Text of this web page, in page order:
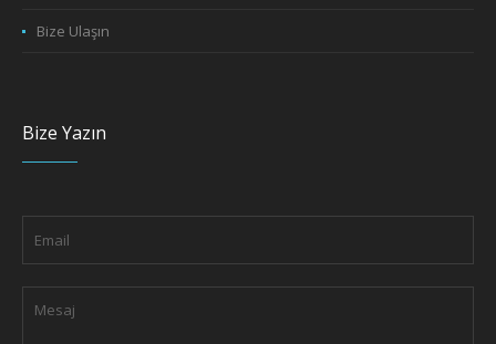
Bize Ulaşın
Bize Yazın